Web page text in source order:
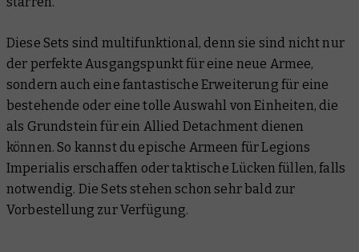
Diese Sets sind multifunktional, denn sie sind nicht nur
der perfekte Ausgangspunkt für eine neue Armee,
sondern auch eine fantastische Erweiterung für eine
bestehende oder eine tolle Auswahl von Einheiten, die
als Grundstein für ein Allied Detachment dienen
können. So kannst du epische Armeen für Legions
Imperialis erschaffen oder taktische Lücken füllen, falls
notwendig. Die Sets stehen schon sehr bald zur
Vorbestellung zur Verfügung.